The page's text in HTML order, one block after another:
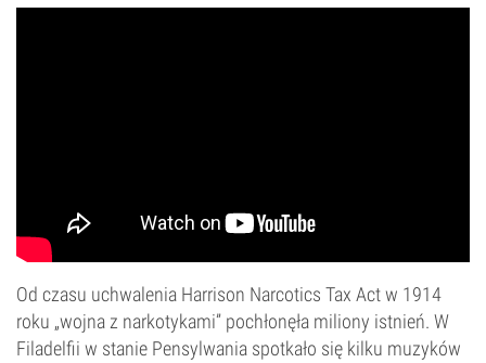
Od czasu uchwalenia Harrison Narcotics Tax Act w 1914
roku „wojna z narkotykami” pochłonęła miliony istnień. W
Filadelfii w stanie Pensylwania spotkało się kilku muzyków